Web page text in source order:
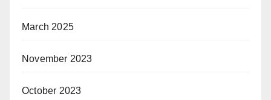
March 2025
November 2023
October 2023